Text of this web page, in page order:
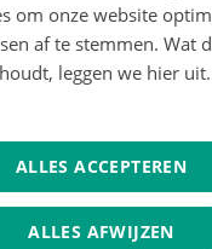
langs in onze
langs in onze winkel
Sint-Katelijne-Waver
om onze website
af te stemmen. Wat
leggen we hier uit.
ALLES ACCEPTEREN
ALLES AFWIJZEN